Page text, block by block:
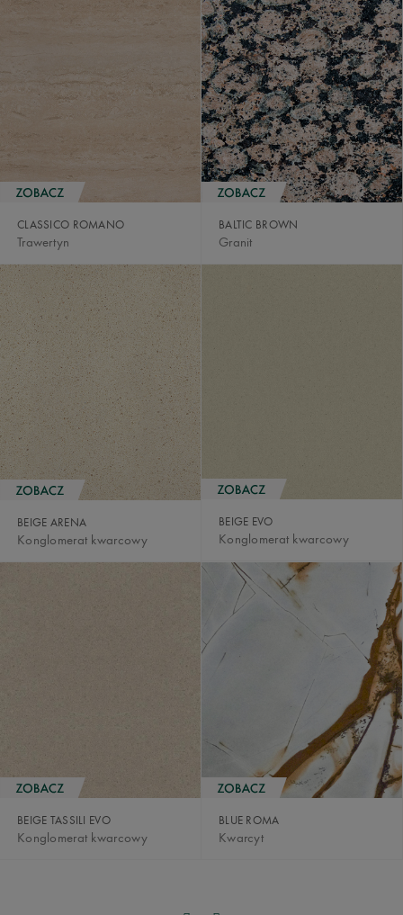
CLASSICO ROMANO
Trawertyn
BALTIC BROWN
Granit
BEIGE ARENA
Konglomerat kwarcowy
BEIGE EVO
Konglomerat kwarcowy
BEIGE TASSILI EVO
Konglomerat kwarcowy
BLUE ROMA
Kwarcyt